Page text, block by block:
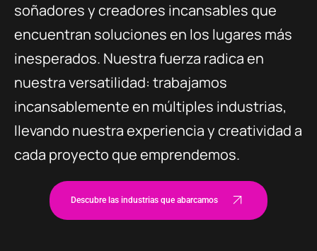
soñadores y creadores incansables que
encuentran soluciones en los lugares más
inesperados. Nuestra fuerza radica en
nuestra versatilidad: trabajamos
incansablemente en múltiples industrias,
llevando nuestra experiencia y creatividad a
cada proyecto que emprendemos.
Descubre las industrias que abarcamos